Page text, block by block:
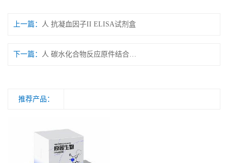
上一篇： 人 抗凝血因子II ELISA试剂盒
下一篇： 人 碳水化合物反应原件结合蛋白 ELISA试剂盒
推荐产品：